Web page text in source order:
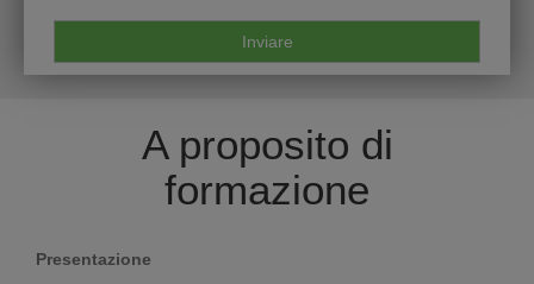
A proposito di
formazione
Presentazione